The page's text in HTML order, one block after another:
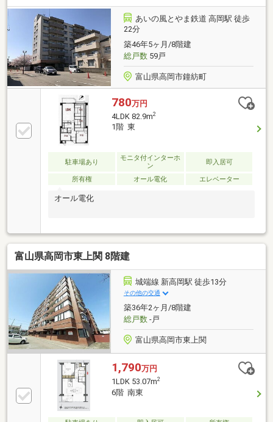
あいの風とやま鉄道 高岡駅 徒歩
22分
築46年5ヶ月/8階建
総戸数59戸
富山県高岡市鐘紡町
780万円
4LDK 82.9m2
1階 東
駐車場あり
モニタ付インターホ
ン
即入居可
所有権 オール電化 エレベーター
オール電化
富山県高岡市東上関 8階建
城端線 新高岡駅 徒歩13分
その他の交通
築36年2ヶ月/8階建
総戸数-戸
富山県高岡市東上関
1,790万円
1LDK 53.07m2
6階 南東